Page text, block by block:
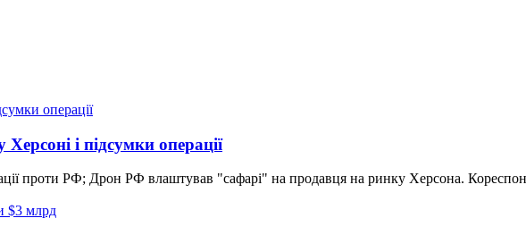
і підсумки операції
проти РФ; Дрон РФ влаштував "сафарі" на продавця на ринку Херсона.